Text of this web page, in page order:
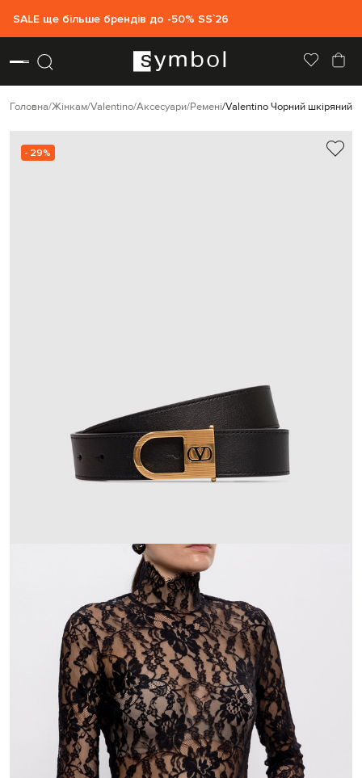
SALE ще більше брендів до -50% SS`26
Головна Жінкам Valentino Аксесуари Ремені Valentino Чорний шкіряний
- 29%